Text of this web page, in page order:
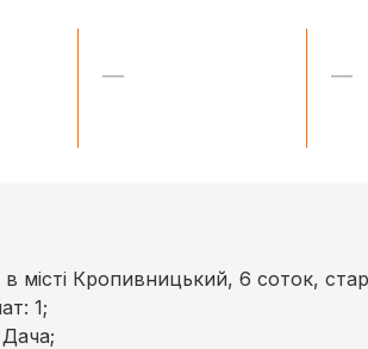
— —
місті Кропивницький, 6 соток,
1;